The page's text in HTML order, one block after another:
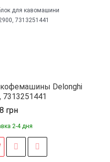
Delonghi
7313251441
грн
2-4 дня